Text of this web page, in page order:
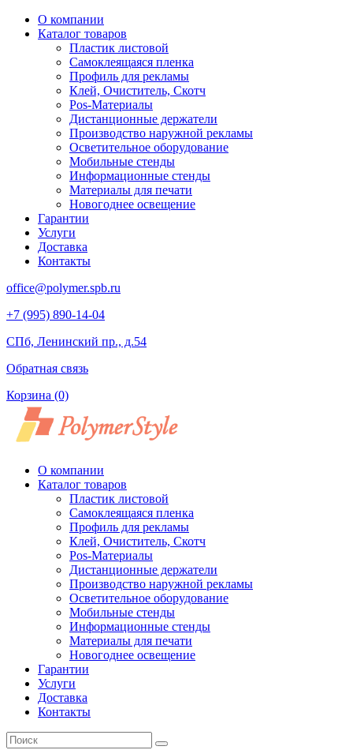
О компании
Каталог товаров
Пластик листовой
Самоклеящаяся пленка
Профиль для рекламы
Клей, Очиститель, Скотч
Pos-Материалы
Дистанционные держатели
Производство наружной рекламы
Осветительное оборудование
Мобильные стенды
Информационные стенды
Материалы для печати
Новогоднее освещение
Гарантии
Услуги
Доставка
Контакты
office@polymer.spb.ru
+7 (995) 890-14-04
СПб, Ленинский пр., д.54
Обратная связь
Корзина (0)
О компании
Каталог товаров
Пластик листовой
Самоклеящаяся пленка
Профиль для рекламы
Клей, Очиститель, Скотч
Pos-Материалы
Дистанционные держатели
Производство наружной рекламы
Осветительное оборудование
Мобильные стенды
Информационные стенды
Материалы для печати
Новогоднее освещение
Гарантии
Услуги
Доставка
Контакты